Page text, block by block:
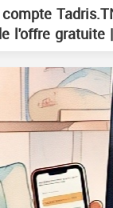
l'offre gratuite